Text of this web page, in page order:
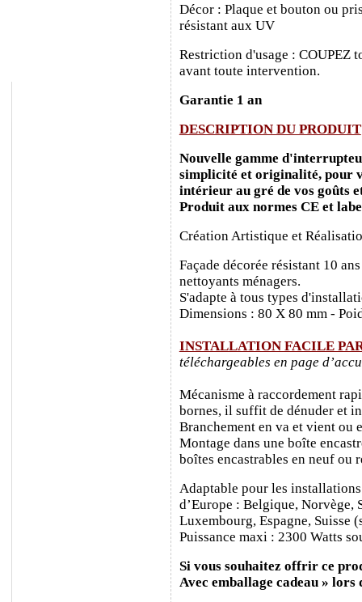
Décor : Plaque et bouton ou
résistant aux UV
Restriction d'usage : COUPEZ
avant toute intervention.
Garantie 1 an
DESCRIPTION DU PRODUIT
Nouvelle gamme
simplicité et originalité, pour
intérieur au gré de vos goûts
Produit aux normes CE et
Création Artistique et
Façade décorée résistant 10
nettoyants ménagers.
S'adapte à tous types
Dimensions : 80 X 80 mm -
INSTALLATION FACILE
téléchargeables en page
Mécanisme à raccordement
bornes, il suffit de dénuder et
Branchement en va et vient ou
Montage dans une boîte
boîtes encastrables en neuf ou
Adaptable pour les
d’Europe : Belgique, Norvège,
Luxembourg, Espagne, Suisse
Puissance maxi : 2300 Watts
Si vous souhaitez offrir ce
Avec emballage cadeau » lors